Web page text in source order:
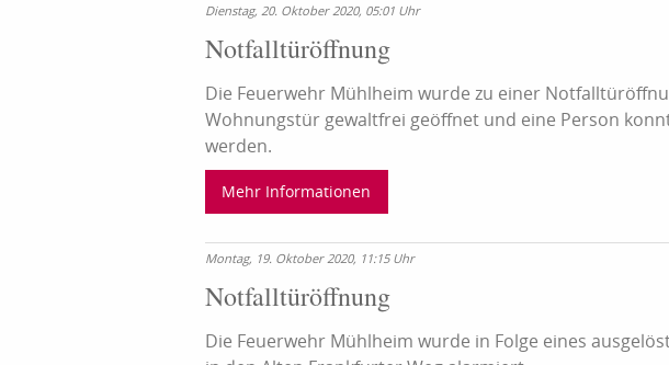
Dienstag, 20. Oktober 2020, 05:01 Uhr
Notfalltüröffnung
Die Feuerwehr Mühlheim wurde zu einer
Wohnungstür gewaltfrei geöffnet und eine Person
werden.
Mehr Informationen
Montag, 19. Oktober 2020, 11:15 Uhr
Notfalltüröffnung
Die Feuerwehr Mühlheim wurde in Folge eines